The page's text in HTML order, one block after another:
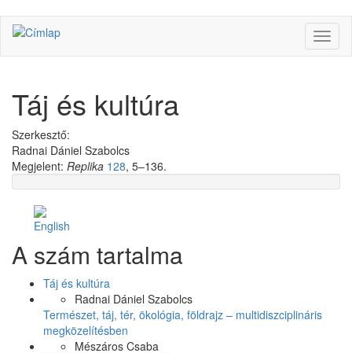
Ugrás
tartalomra
Táj és kultúra
Szerkesztő:
Radnai Dániel Szabolcs
Megjelent: Replika 128, 5–136.
Likeon
A szám tartalma
Táj és kultúra
Radnai Dániel Szabolcs
Természet, táj, tér, ökológia, földrajz – multidiszciplináris
megközelítésben
Mészáros Csaba